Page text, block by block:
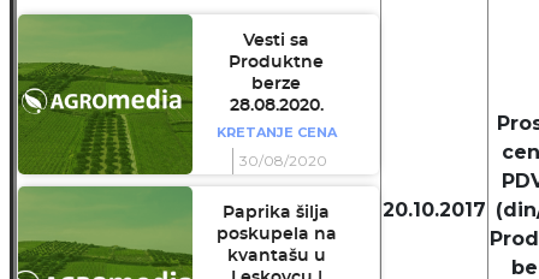
Vesti sa
Produktne
berze
28.08.2020.
KRETANJE CENA
30/08/2020
Paprika šilja
poskupela na
kvantašu u
20.10.2017